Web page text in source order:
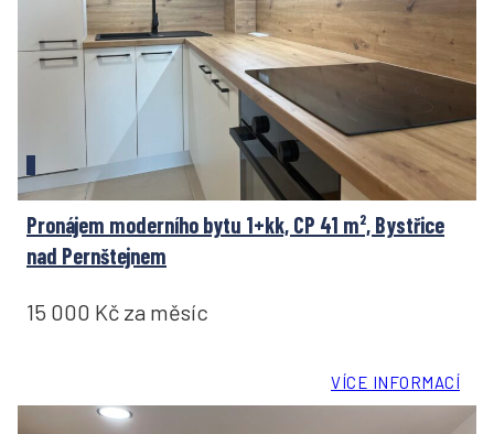
Pronájem moderního bytu 1+kk, CP 41 m², Bystřice
nad Pernštejnem
15 000 Kč za měsíc
VÍCE INFORMACÍ